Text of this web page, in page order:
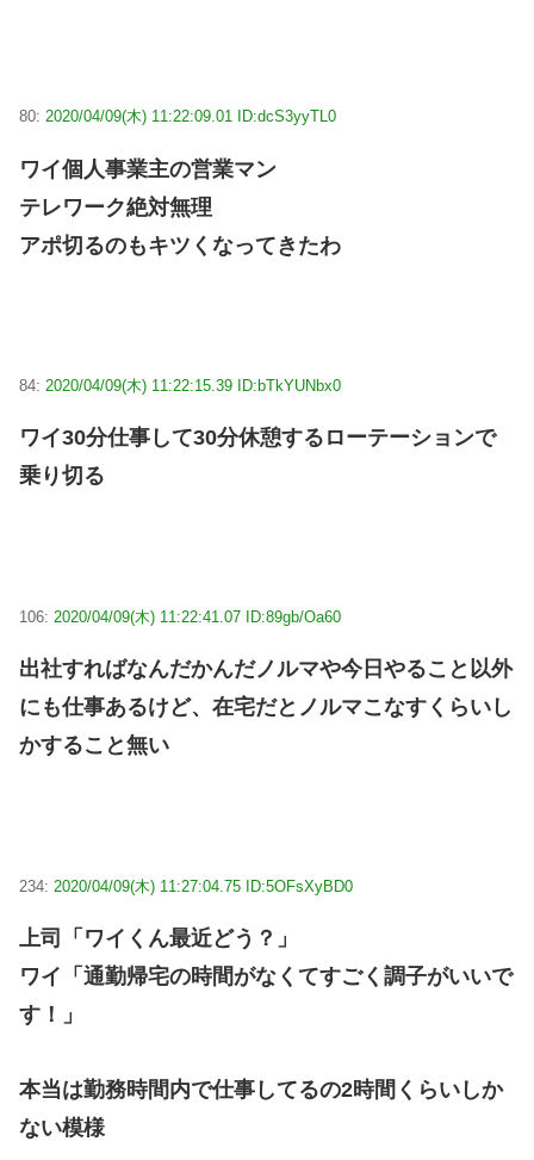
80: 2020/04/09(木) 11:22:09.01 ID:dcS3yyTL0
ワイ個人事業主の営業マン
テレワーク絶対無理
アポ切るのもキツくなってきたわ
84: 2020/04/09(木) 11:22:15.39 ID:bTkYUNbx0
ワイ30分仕事して30分休憩するローテーションで
乗り切る
106: 2020/04/09(木) 11:22:41.07 ID:89gb/Oa60
出社すればなんだかんだノルマや今日やること以外
にも仕事あるけど、在宅だとノルマこなすくらいし
かすること無い
234: 2020/04/09(木) 11:27:04.75 ID:5OFsXyBD0
上司「ワイくん最近どう？」
ワイ「通勤帰宅の時間がなくてすごく調子がいいで
す！」
本当は勤務時間内で仕事してるの2時間くらいしか
ない模様